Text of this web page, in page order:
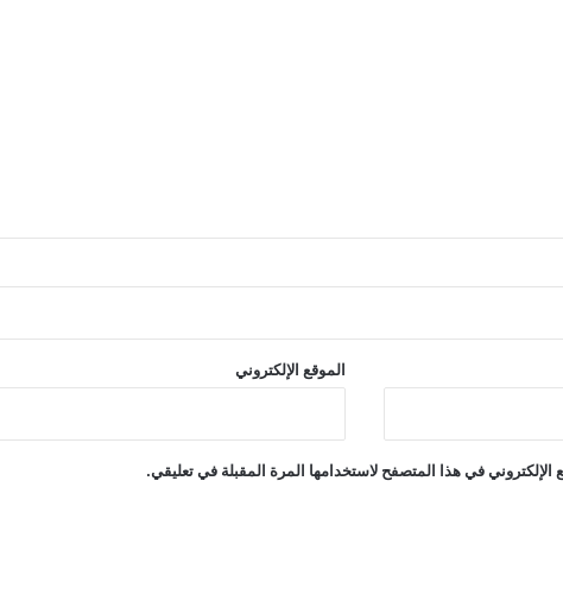
الموقع الإلكتروني
في هذا المتصفح لاستخدامها المرة المقبلة في تعليقي.